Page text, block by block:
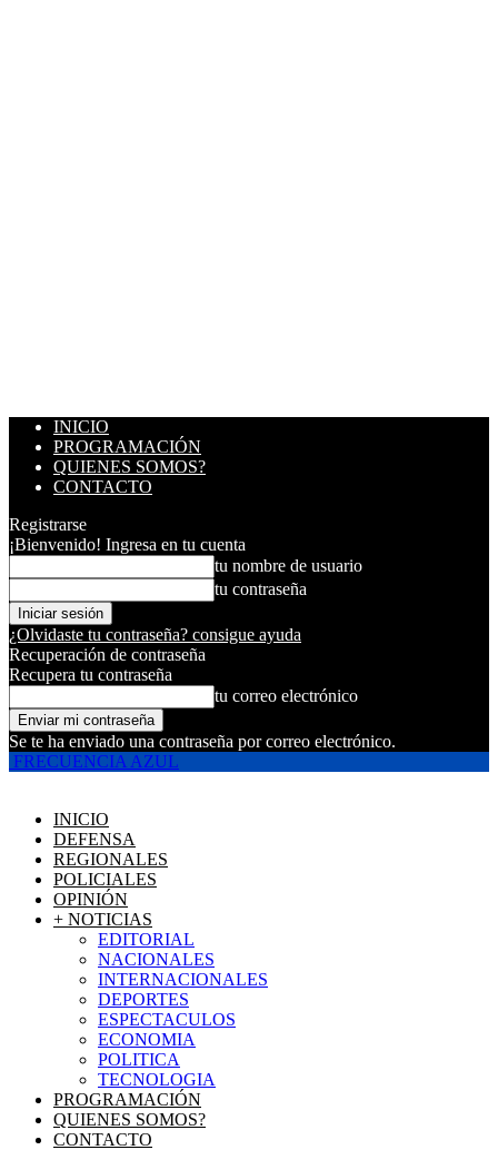
INICIO
PROGRAMACIÓN
QUIENES SOMOS?
CONTACTO
Registrarse
¡Bienvenido! Ingresa en tu cuenta
tu nombre de usuario
tu contraseña
¿Olvidaste tu contraseña? consigue ayuda
Recuperación de contraseña
Recupera tu contraseña
tu correo electrónico
Se te ha enviado una contraseña por correo electrónico.
FRECUENCIA AZUL
INICIO
DEFENSA
REGIONALES
POLICIALES
OPINIÓN
+ NOTICIAS
EDITORIAL
NACIONALES
INTERNACIONALES
DEPORTES
ESPECTACULOS
ECONOMIA
POLITICA
TECNOLOGIA
PROGRAMACIÓN
QUIENES SOMOS?
CONTACTO